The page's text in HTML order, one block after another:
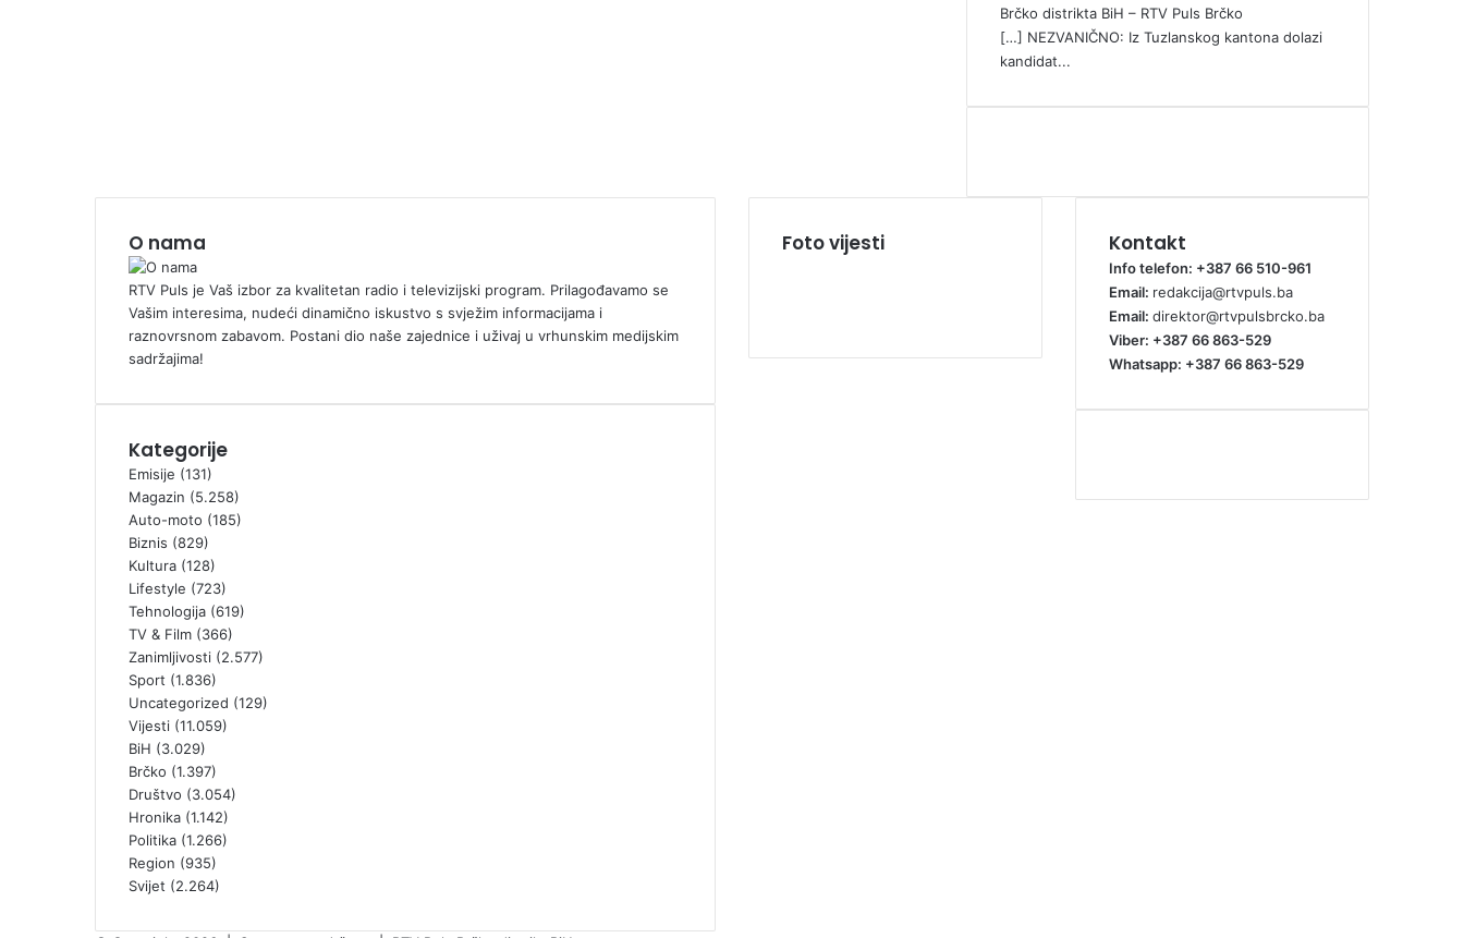
Brčko distrikta BiH – RTV Puls Brčko
[…] NEZVANIČNO: Iz Tuzlanskog kantona dolazi
kandidat...
O nama
RTV Puls je Vaš izbor za kvalitetan radio i televizijski program. Prilagođavamo se
Vašim interesima, nudeći dinamično iskustvo s svježim informacijama i
raznovrsnom zabavom. Postani dio naše zajednice i uživaj u vrhunskim medijskim
sadržajima!
Kategorije
Emisije (131)
Magazin (5.258)
Auto-moto (185)
Biznis (829)
Kultura (128)
Lifestyle (723)
Tehnologija (619)
TV & Film (366)
Zanimljivosti (2.577)
Sport (1.836)
Uncategorized (129)
Vijesti (11.059)
BiH (3.029)
Brčko (1.397)
Društvo (3.054)
Hronika (1.142)
Politika (1.266)
Region (935)
Svijet (2.264)
Foto vijesti Kontakt
Info telefon: +387 66 510-961
Email: redakcija@rtvpuls.ba
Email: direktor@rtvpulsbrcko.ba
Viber: +387 66 863-529
Whatsapp: +387 66 863-529